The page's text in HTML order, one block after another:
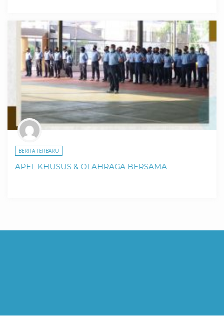
BERITA TERBARU
APEL KHUSUS & OLAHRAGA BERSAMA